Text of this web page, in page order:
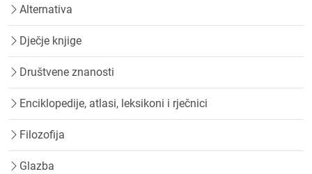
Alternativa
Dječje knjige
Društvene znanosti
Enciklopedije, atlasi, leksikoni i rječnici
Filozofija
Glazba